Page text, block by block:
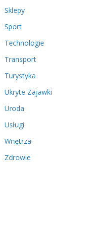
Sklepy
Sport
Technologie
Transport
Turystyka
Ukryte Zajawki
Uroda
Usługi
Wnętrza
Zdrowie